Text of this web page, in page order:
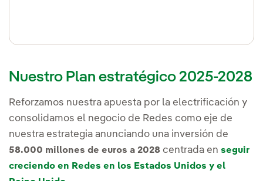
Nuestro Plan estratégico 2025-2028
Reforzamos nuestra apuesta por la electrificación y
consolidamos el negocio de Redes como eje de
nuestra estrategia anunciando una inversión de
58.000 millones de euros a 2028 centrada en seguir
creciendo en Redes en los Estados Unidos y el